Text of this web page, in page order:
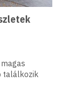
találkozik